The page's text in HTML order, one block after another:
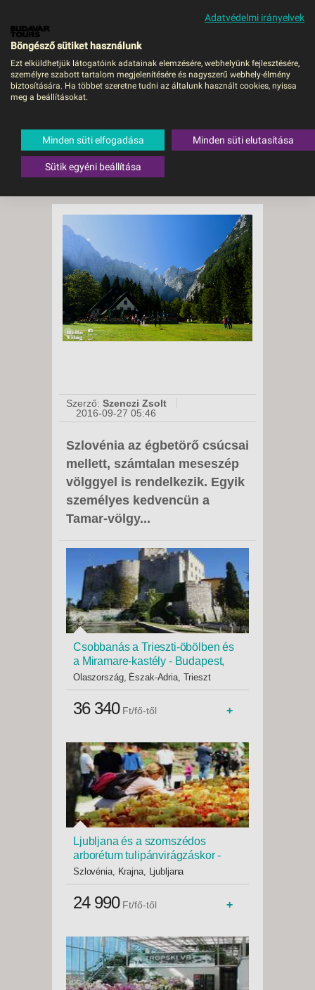
MENÜ
Kirándulás a
Tamar-
völgyben
Szerző: Szenczi Zsolt
2016-09-27 05:46
Szlovénia az égbetörő csúcsai
mellett, számtalan meseszép
völggyel is rendelkezik. Egyik
személyes kedvencün a
Tamar-völgy...
Csobbanás a Trieszti-öbölben és
a Miramare-kastély - Budapest,
Busz
Olaszország, Észak-Adria, Trieszt
36 340 Ft/fő-től +
Ljubljana és a szomszédos
arborétum tulipánvirágzáskor -
Budapest, Busz
Szlovénia, Krajna, Ljubljana
24 990 Ft/fő-től +
Adatvédelmi irányelvek
Böngésző sütiket használunk
Ezt elküldhetjük látogatóink adatainak elemzésére, webhelyünk fejlesztésére,
személyre szabott tartalom megjelenítésére és nagyszerű webhely-élmény
biztosítására. Ha többet szeretne tudni az általunk használt cookies, nyissa
meg a beállításokat.
Minden süti elfogadása Minden süti elutasítása
Sütik egyéni beállítása